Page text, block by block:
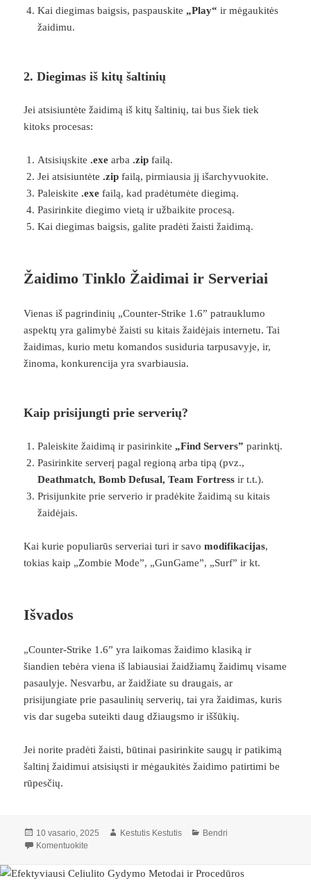
Kai diegimas baigsis, paspauskite „Play“ ir mėgaukitės
žaidimu.
2. Diegimas iš kitų šaltinių
Jei atsisiuntėte žaidimą iš kitų šaltinių, tai bus šiek tiek
kitoks procesas:
Atsisiųskite.exe arba.zip failą.
Jei atsisiuntėte.zip failą, pirmiausia jį išarchyvuokite.
Paleiskite.exe failą, kad pradėtumėte diegimą.
Pasirinkite diegimo vietą ir užbaikite procesą.
Kai diegimas baigsis, galite pradėti žaisti žaidimą.
Žaidimo Tinklo Žaidimai ir Serveriai
Vienas iš pagrindinių „Counter-Strike 1.6” patrauklumo
aspektų yra galimybė žaisti su kitais žaidėjais internetu. Tai
žaidimas, kurio metu komandos susiduria tarpusavyje, ir,
žinoma, konkurencija yra svarbiausia.
Kaip prisijungti prie serverių?
Paleiskite žaidimą ir pasirinkite „Find Servers” parinktį.
Pasirinkite serverį pagal regioną arba tipą (pvz.,
Deathmatch, Bomb Defusal, Team Fortress ir t.t.).
Prisijunkite prie serverio ir pradėkite žaidimą su kitais
žaidėjais.
Kai kurie populiarūs serveriai turi ir savomodifikacijas,
tokias kaip „Zombie Mode”, „GunGame”, „Surf” ir kt.
Išvados
„Counter-Strike 1.6” yra laikomas žaidimo klasiką ir
šiandien tebėra viena iš labiausiai žaidžiamų žaidimų visame
pasaulyje. Nesvarbu, ar žaidžiate su draugais, ar
prisijungiate prie pasaulinių serverių, tai yra žaidimas, kuris
vis dar sugeba suteikti daug džiaugsmo ir iššūkių.
Jei norite pradėti žaisti, būtinai pasirinkite saugų ir patikimą
šaltinį žaidimui atsisiųsti ir mėgaukitės žaidimo patirtimi be
rūpesčių.
Paskelbta
10 vasario, 2025 Autorius
Kestutis Kestutis Kategorijos
Bendri
Komentuokite